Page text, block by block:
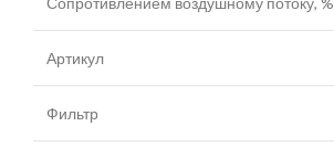
Артикул
Фильтр